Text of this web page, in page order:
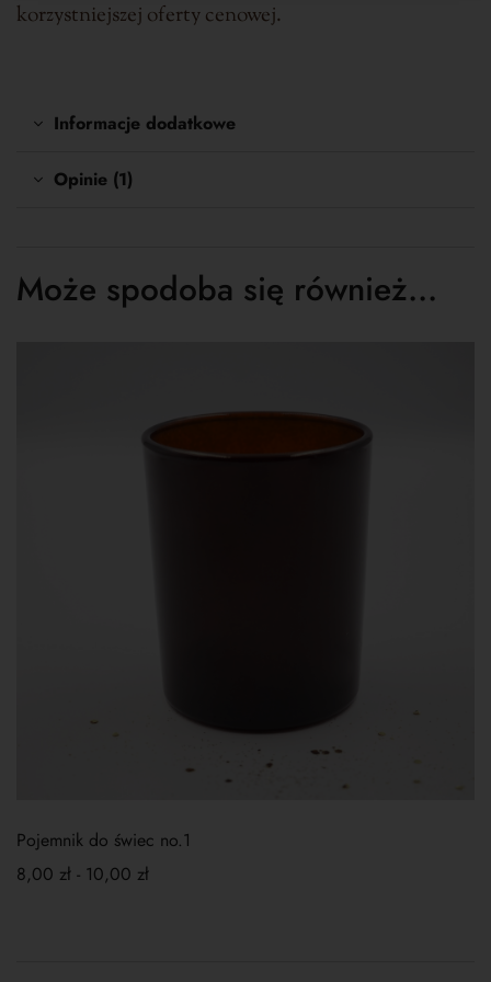
korzystniejszej oferty cenowej.
Informacje dodatkowe
Opinie (1)
Może spodoba się również…
Pojemnik do świec no.1
8,00 zł - 10,00 zł